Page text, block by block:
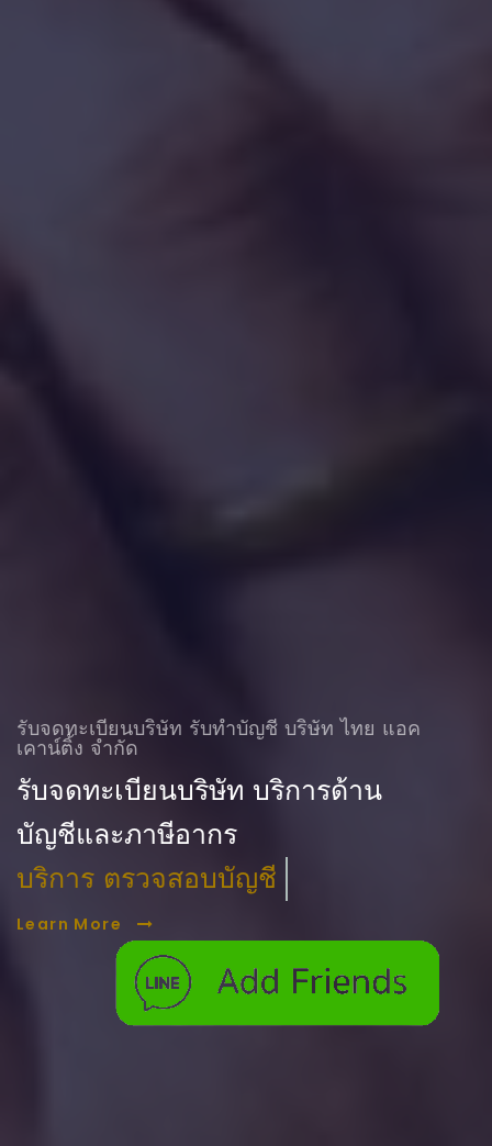
รับจดทะเบียนบริษัท รับทําบัญชี บริษัท ไทย แอค
เคาน์ติ้ง จำกัด
รับจดทะเบียนบริษัท บริการด้าน
บัญชีและภาษีอากร
บริการ ตรวจสอบบัญชี
Learn More